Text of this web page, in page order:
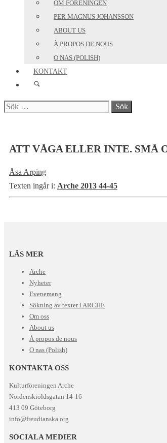
OM FÖRENINGEN
PER MAGNUS JOHANSSON
ABOUT US
À PROPOS DE NOUS
O NAS (POLISH)
KONTAKT
Sök
ATT VÅGA ELLER INTE. SMÅ
Åsa Arping
Texten ingår i: Arche 2013 44-45
LÄS MER
Arche
Nyheter
Evenemang
Sökning av texter i ARCHE
Om oss
About us
À propos de nous
O nas (Polish)
KONTAKTA OSS
Kulturföreningen Arche
Nordenskiöldsgatan 14-16
413 09 Göteborg
info@freudianska.org
SOCIALA MEDIER